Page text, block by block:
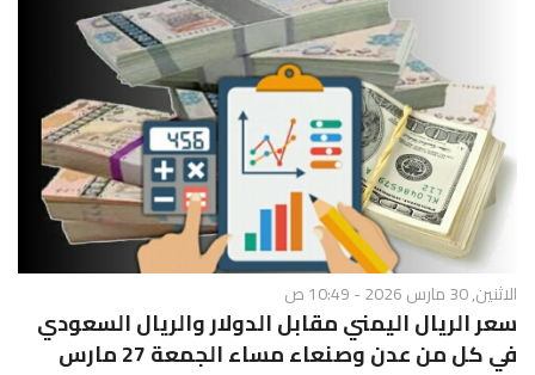
الاثنين, 30 مارس 2026 - 10:49 ص
سعر الريال اليمني مقابل الدولار والريال السعودي
في كل من عدن وصنعاء مساء الجمعة 27 مارس